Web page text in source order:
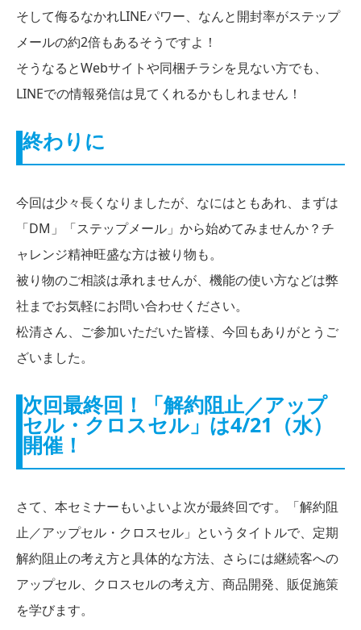
そして侮るなかれLINEパワー、なんと開封率がステップ
メールの約2倍もあるそうですよ！
そうなるとWebサイトや同梱チラシを見ない方でも、
LINEでの情報発信は見てくれるかもしれません！
終わりに
今回は少々長くなりましたが、なにはともあれ、まずは
「DM」「ステップメール」から始めてみませんか？チ
ャレンジ精神旺盛な方は被り物も。
被り物のご相談は承れませんが、機能の使い方などは弊
社までお気軽にお問い合わせください。
松清さん、ご参加いただいた皆様、今回もありがとうご
ざいました。
次回最終回！「解約阻止／アップ
セル・クロスセル」は4/21（水）
開催！
さて、本セミナーもいよいよ次が最終回です。「解約阻
止／アップセル・クロスセル」というタイトルで、定期
解約阻止の考え方と具体的な方法、さらには継続客への
アップセル、クロスセルの考え方、商品開発、販促施策
を学びます。